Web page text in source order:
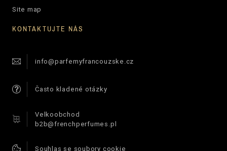
Site map
KONTAKTUJTE NÁS
info@parfemyfrancouzske.cz
Často kladené otázky
Velkoobchod
b2b@frenchperfumes.pl
Souhlas se soubory cookie